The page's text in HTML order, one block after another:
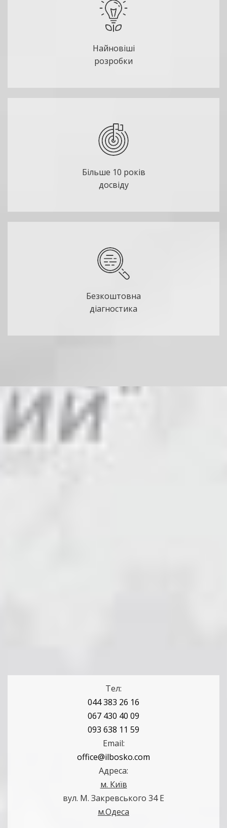
Найновіші
розробки
Більше 10 років
досвіду
Безкоштовна
діагностика
Тел:
044 383 26 16
067 430 40 09
093 638 11 59
Email:
office@ilbosko.com
Адреса:
м. Київ
вул. М. Закревського 34 Е
м.Одеса